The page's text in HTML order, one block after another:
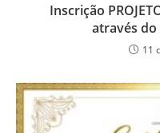
Inscrição
através
11